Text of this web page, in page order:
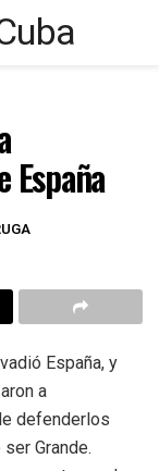
España
España, y
a
defenderlos
Grande.